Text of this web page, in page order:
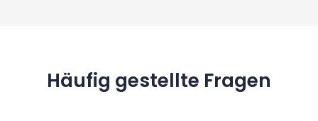
Häufig gestellte Fragen